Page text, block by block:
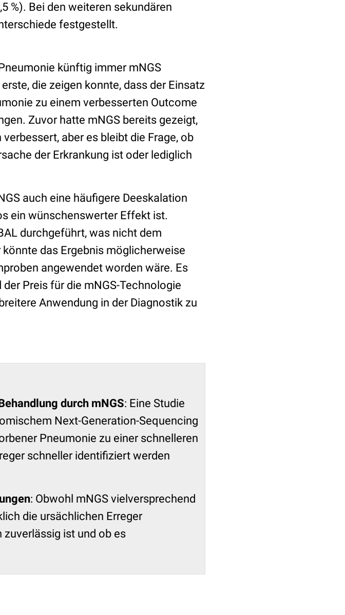
%). Bei den weiteren sekundären
festgestellt.
künftig immer mNGS
die zeigen konnte, dass der Einsatz
zu einem verbesserten Outcome
Zuvor hatte mNGS bereits gezeigt,
aber es bleibt die Frage, ob
der Erkrankung ist oder lediglich
auch eine häufigere Deeskalation
ein wünschenswerter Effekt ist.
durchgeführt, was nicht dem
das Ergebnis möglicherweise
angewendet worden wäre. Es
Preis für die mNGS-Technologie
Anwendung in der Diagnostik zu
durch mNGS: Eine Studie
Next-Generation-Sequencing
Pneumonie zu einer schnelleren
schneller identifiziert werden
: Obwohl mNGS vielversprechend
die ursächlichen Erreger
ist und ob es